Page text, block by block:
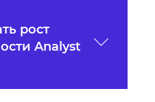
рост
Analyst